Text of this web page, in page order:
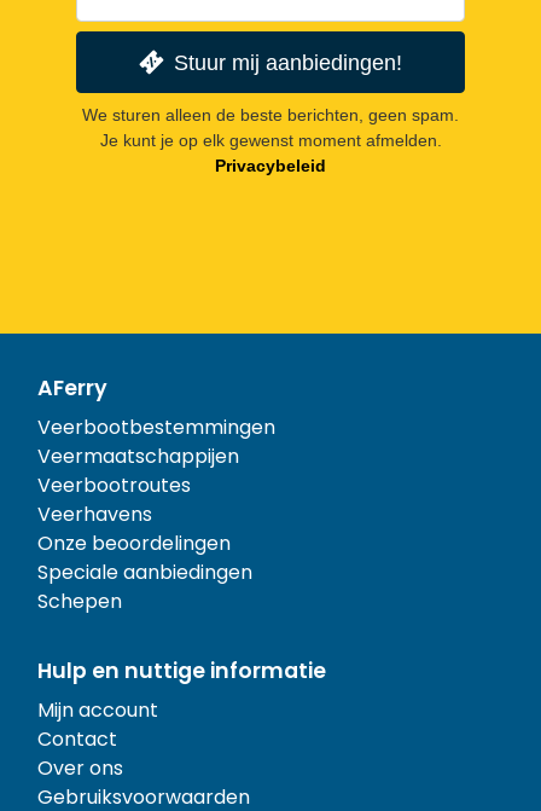
Stuur mij aanbiedingen!
We sturen alleen de beste berichten, geen spam.
Je kunt je op elk gewenst moment afmelden.
Privacybeleid
AFerry
Veerbootbestemmingen
Veermaatschappijen
Veerbootroutes
Veerhavens
Onze beoordelingen
Speciale aanbiedingen
Schepen
Hulp en nuttige informatie
Mijn account
Contact
Over ons
Gebruiksvoorwaarden